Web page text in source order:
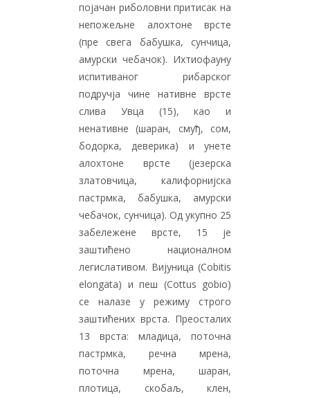
појачан риболовни притисак на
непожељне алохтоне врсте
(пре свега бабушка, сунчица,
амурски чебачок). Ихтиофауну
испитиваног рибарског
подручја чине нативне врсте
слива Увца (15), као и
ненативне (шаран, смуђ, сом,
бодорка, деверика) и унете
алохтоне врсте (језерска
златовчица, калифорнијска
пастрмка, бабушка, амурски
чебачок, сунчица). Од укупно 25
забележене врсте, 15 је
заштићено националном
легислативом. Вијуница (Cobitis
elongata) и пеш (Cottus gobio)
се налазе у режиму строго
заштићених врста. Преосталих
13 врста: младица, поточна
пастрмка, речна мрена,
поточна мрена, шаран,
плотица, скобаљ, клен,